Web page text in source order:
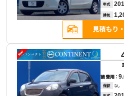
年式
排気
諸費用：
保証 なし